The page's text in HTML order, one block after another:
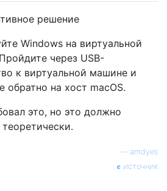
решение
Windows на виртуальной
через USB-
к виртуальной машине и
обратно на хост macOS.
это, но это должно
теоретически.
amdyes
источник